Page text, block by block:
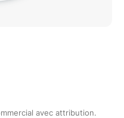
avec attribution.